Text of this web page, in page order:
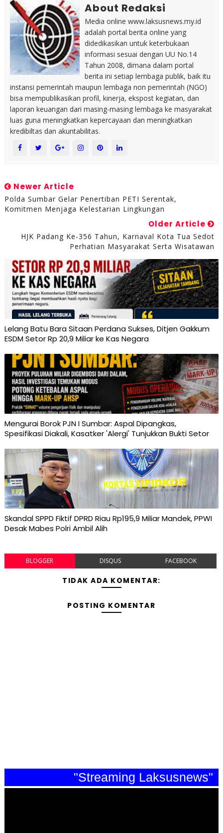
About Redaksi
Media online www.laksusnews.my.id
adalah portal berita online yang
didedikasikan untuk keterbukaan
informasi sesuai dengan UU No.14
Tahun 2008, dimana dalam portal
berita ini setiap lembaga publik, baik itu
instansi pemerintah maupun lembaga non pemerintah (NGO)
bisa mempublikasikan profil, kinerja, ekspost kegiatan, dan
laporan keuangan dari masing-masing lembaga ke masyarakat
luas guna meningkatkan kepercayaan dan meningkatkan
kredibiltas dan akuntabilitas.
Newer Article
Polda Sumbar Gelar Penertiban PETI Serentak,
Komitmen Menjaga Kelestarian Lingkungan
Older Article
HJK Padang Ke-356 Tahun, Karnaval Kota Tua Sedot
Perhatian Masyarakat Serta Wisatawan
Lelang Batu Bara Sitaan Perdana Sukses, Ditjen Gakkum
ESDM Setor Rp 20,9 Miliar ke Kas Negara
Mengurai Borok PJN I Sumbar: Aspal Dipangkas,
Spesifikasi Diakali, Kasatker 'Alergi' Tunjukkan Bukti Setor
Skandal SPPD Fiktif DPRD Riau Rp195,9 Miliar Mandek, PPWI
Desak Mabes Polri Ambil Alih
BLOGGER DISQUS FACEBOOK
TIDAK ADA KOMENTAR:
POSTING KOMENTAR
"Streaming Laksusnews"